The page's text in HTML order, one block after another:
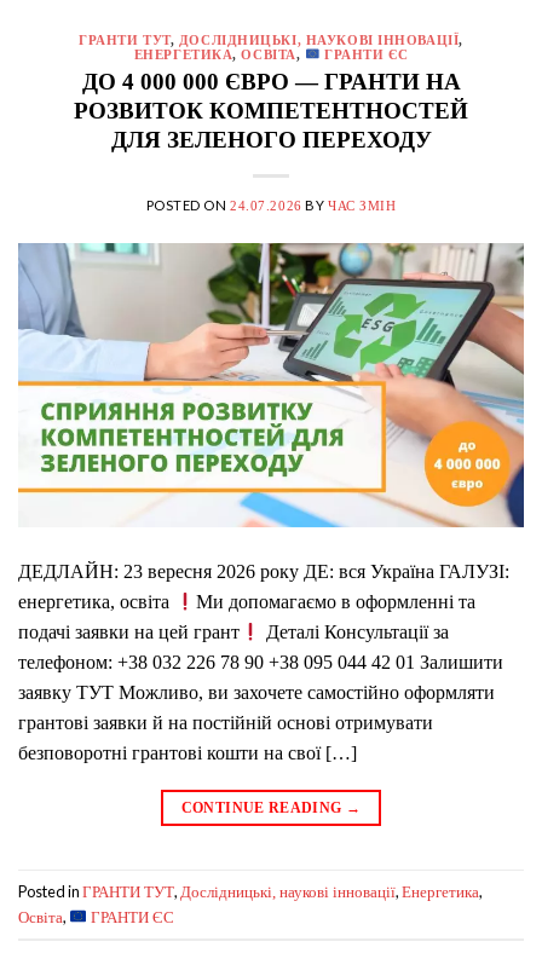
ГРАНТИ ТУТ, ДОСЛІДНИЦЬКІ, НАУКОВІ ІННОВАЦІЇ,
ЕНЕРГЕТИКА,ОСВІТА, ГРАНТИ ЄС
ДО 4 000 000 ЄВРО — ГРАНТИ НА
РОЗВИТОК КОМПЕТЕНТНОСТЕЙ
ДЛЯ ЗЕЛЕНОГО ПЕРЕХОДУ
POSTED ON24.07.2026 BY ЧАС ЗМІН
ДЕДЛАЙН: 23 вересня 2026 року ДЕ: вся Україна ГАЛУЗІ:
енергетика, освіта
Ми допомагаємо в оформленні та
подачі заявки на цей грант
Деталі Консультації за
телефоном: +38 032 226 78 90 +38 095 044 42 01 Залишити
заявку ТУТ Можливо, ви захочете самостійно оформляти
грантові заявки й на постійній основі отримувати
безповоротні грантові кошти на свої […]
CONTINUE READING →
Posted in ГРАНТИ ТУТ, Дослідницькі, наукові інновації, Енергетика,
Освіта, ГРАНТИ ЄС